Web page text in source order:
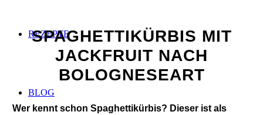
REZEPTE
BLOG
SPAGHETTIKÜRBIS MIT
JACKFRUIT NACH
BOLOGNESEART
Wer kennt schon Spaghettikürbis? Dieser ist als